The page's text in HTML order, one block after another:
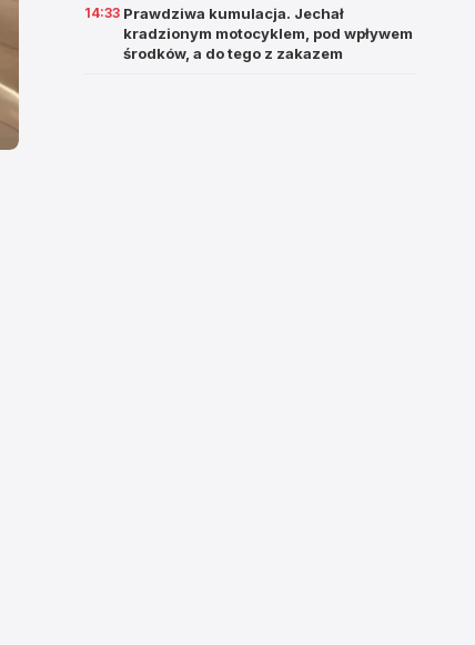
14:33 Prawdziwa kumulacja. Jechał
kradzionym motocyklem, pod wpływem
środków, a do tego z zakazem